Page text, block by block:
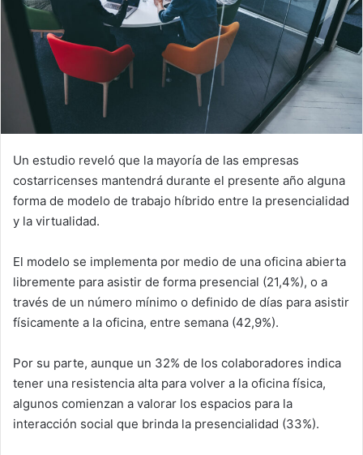
Un estudio reveló que la mayoría de las empresas
costarricenses mantendrá durante el presente año alguna
forma de modelo de trabajo híbrido entre la presencialidad
y la virtualidad.
El modelo se implementa por medio de una oficina abierta
libremente para asistir de forma presencial (21,4%), o a
través de un número mínimo o definido de días para asistir
físicamente a la oficina, entre semana (42,9%).
Por su parte, aunque un 32% de los colaboradores indica
tener una resistencia alta para volver a la oficina física,
algunos comienzan a valorar los espacios para la
interacción social que brinda la presencialidad (33%).